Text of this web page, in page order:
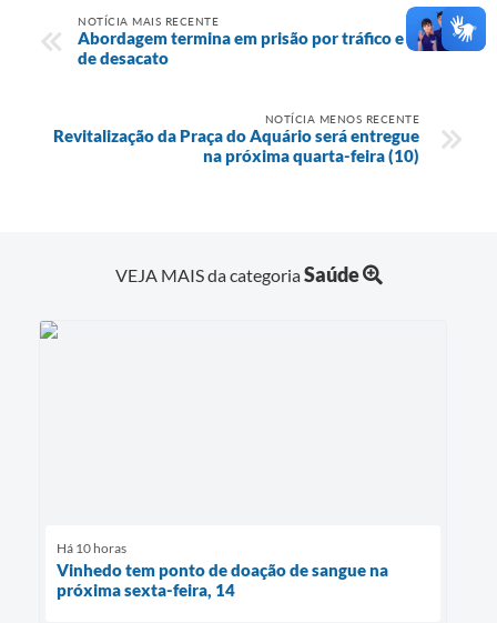
NOTÍCIA MAIS RECENTE
Abordagem termina em prisão por tráfico e crime
de desacato
NOTÍCIA MENOS RECENTE
Revitalização da Praça do Aquário será entregue
na próxima quarta-feira (10)
VEJA MAIS da categoriaSaúde
Há 10 horas
Vinhedo tem ponto de doação de sangue na
próxima sexta-feira, 14